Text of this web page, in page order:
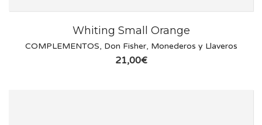
Whiting Small Orange
COMPLEMENTOS, Don Fisher, Monederos y Llaveros
21,00€